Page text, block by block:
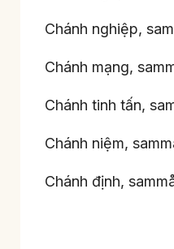
Chánh nghiệp,
Chánh mạng,
Chánh tinh tấn,
Chánh niệm,
Chánh định,